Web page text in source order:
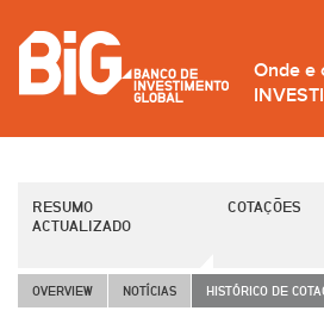
Onde e
RESUMO
ACTUALIZADO
COTAÇÕES
OVERVIEW NOTÍCIAS HISTÓRICO DE